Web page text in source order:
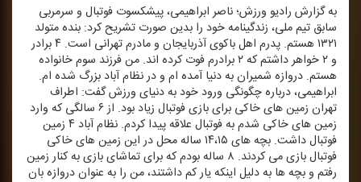
به گزارش رادیو ورزش؛ ناصر ابراهیمی، پیشكسوت فوتبال و سرمربی
سابق تیم ملی، زندگینامه خود را بدین صورت تشریح كرد: بنده متولد
۱۳۲۱ هستم. پدرم اهل باكوی آذربایجان و مادرم تهرانی است. ۴ برادر
و ۲ خواهر داشتم كه ۲ برادرم فوت كرده اند. من فرزند سوم خانواده
هستم. دروازه شمیران به دنیا آمده ام و در نظام آباد بزرگ شده ام.
ابراهیمی، درباره چگونگی ورود خود به دنیای ورزش گفت: اطراف
تهران زمین های خاكی برای بازی فوتبال زیاد بود. از ۶ سالگی كه وارد
زمین های خاكی شدم به فوتبال علاقه پیدا كردم. نظام آباد ۴ زمین
فوتبال داشت. بچه های ۱۴،۱۵ ساله محل در این زمین های خاكی
فوتبال بازی می كردند. ۸ ساله بودم كه برای تماشای بازی به كنار زمین
رفتم و بچه ها به دلیل اینكه یار كم داشتند، من را به عنوان دروازه بان